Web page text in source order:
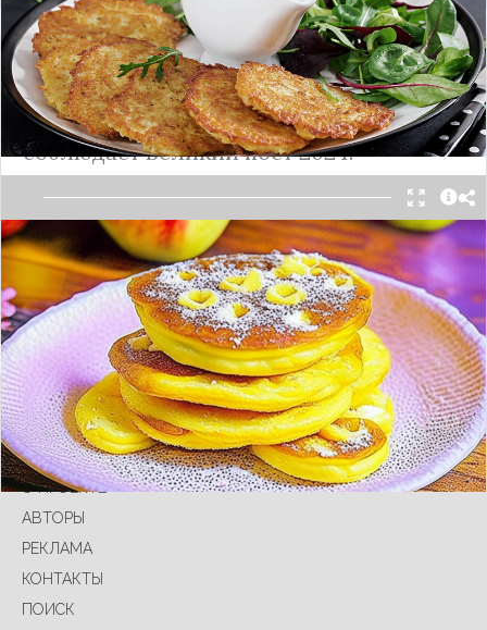
Постные оладьи с яблоками на
завтрак
Пышные и вкусные оладьи для тех, кто
соблюдает Великий пост 2024.
Отличный вариант вкусного и сытного блюда на
завтрак для постящихся.
Подробнее
О ПРОЕКТЕ
АВТОРЫ
РЕКЛАМА
КОНТАКТЫ
ПОИСК